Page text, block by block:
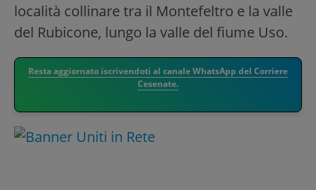
località collinare tra il Montefeltro e la valle
del Rubicone, lungo la valle del fiume Uso.
Resta aggiornato iscrivendoti al canale WhatsApp del Corriere
Cesenate.